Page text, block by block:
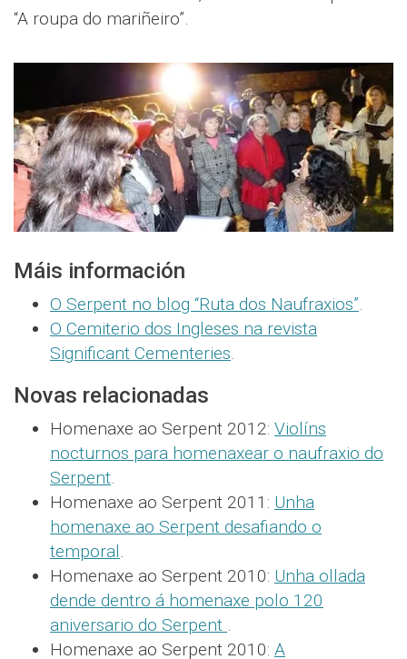
“A roupa do mariñeiro”.
Máis información
O Serpent no blog “Ruta dos Naufraxios”.
O Cemiterio dos Ingleses na revista
Significant Cementeries.
Novas relacionadas
Homenaxe ao Serpent 2012: Violíns
nocturnos para homenaxear o naufraxio do
Serpent.
Homenaxe ao Serpent 2011: Unha
homenaxe ao Serpent desafiando o
temporal.
Homenaxe ao Serpent 2010: Unha ollada
dende dentro á homenaxe polo 120
aniversario do Serpent .
Homenaxe ao Serpent 2010: A